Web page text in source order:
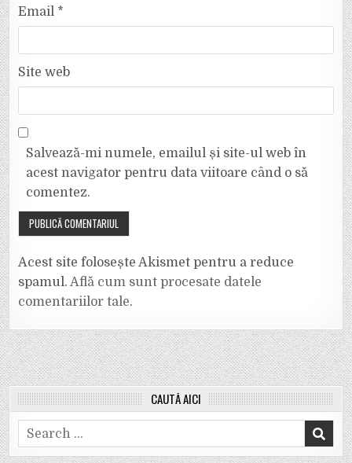
Email *
Site web
Salvează-mi numele, emailul și site-ul web în
acest navigator pentru data viitoare când o să
comentez.
Acest site folosește Akismet pentru a reduce
spamul.Află cum sunt procesate datele
comentariilor tale.
CAUTĂ AICI
Search
for: